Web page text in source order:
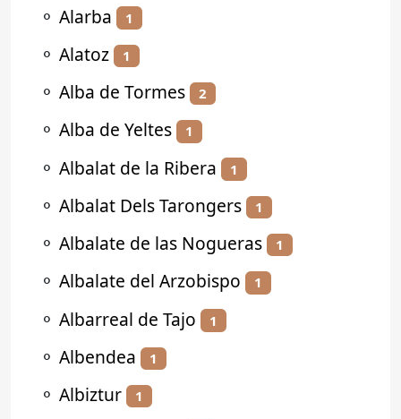
⚬ Alarba 1
⚬ Alatoz 1
⚬ Alba de Tormes 2
⚬ Alba de Yeltes 1
⚬ Albalat de la Ribera 1
⚬ Albalat Dels Tarongers 1
⚬ Albalate de las Nogueras 1
⚬ Albalate del Arzobispo 1
⚬ Albarreal de Tajo 1
⚬ Albendea 1
⚬ Albiztur 1